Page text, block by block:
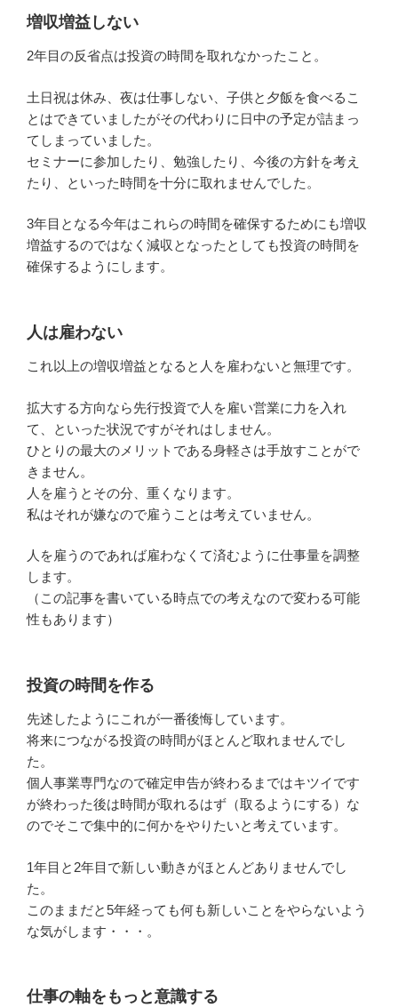
増収増益しない
2年目の反省点は投資の時間を取れなかったこと。
土日祝は休み、夜は仕事しない、子供と夕飯を食べるこ
とはできていましたがその代わりに日中の予定が詰まっ
てしまっていました。
セミナーに参加したり、勉強したり、今後の方針を考え
たり、といった時間を十分に取れませんでした。
3年目となる今年はこれらの時間を確保するためにも増収
増益するのではなく減収となったとしても投資の時間を
確保するようにします。
人は雇わない
これ以上の増収増益となると人を雇わないと無理です。
拡大する方向なら先行投資で人を雇い営業に力を入れ
て、といった状況ですがそれはしません。
ひとりの最大のメリットである身軽さは手放すことがで
きません。
人を雇うとその分、重くなります。
私はそれが嫌なので雇うことは考えていません。
人を雇うのであれば雇わなくて済むように仕事量を調整
します。
（この記事を書いている時点での考えなので変わる可能
性もあります）
投資の時間を作る
先述したようにこれが一番後悔しています。
将来につながる投資の時間がほとんど取れませんでし
た。
個人事業専門なので確定申告が終わるまではキツイです
が終わった後は時間が取れるはず（取るようにする）な
のでそこで集中的に何かをやりたいと考えています。
1年目と2年目で新しい動きがほとんどありませんでし
た。
このままだと5年経っても何も新しいことをやらないよう
な気がします・・・。
仕事の軸をもっと意識する